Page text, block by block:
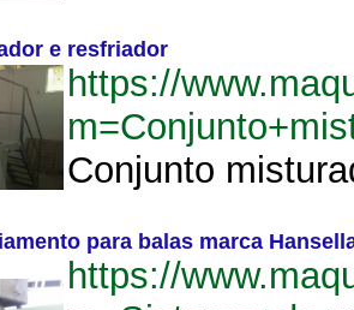
e resfriador
https://
Conjunto
para balas marca
https://